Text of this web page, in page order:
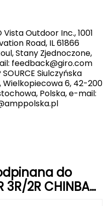
Vista Outdoor Inc., 1001
Road, IL 61866
Stany Zjednoczone,
feedback@giro.com
SOURCE Siulczyńska
Wielkopiecowa 6, 42-200
Polska, e-mail:
do
3R/2R CHINBAR